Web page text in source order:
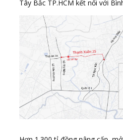
Tây Bắc TP.HCM kết nối với